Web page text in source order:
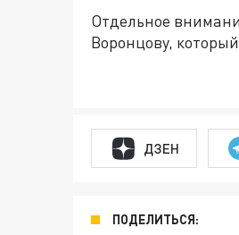
Отдельное
Воронцову,
ДЗЕН
ПОДЕЛИТЬСЯ: